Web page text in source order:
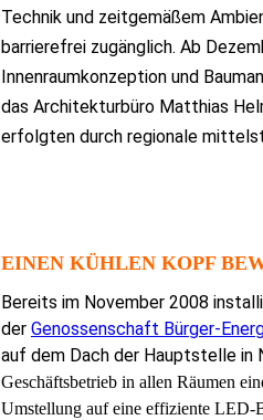
Technik und zeitgemäßem
barrierefrei zugänglich. Ab
Innenraumkonzeption und
das Architekturbüro Matthias
erfolgten durch regionale
EINEN KÜHLEN KOPF
Bereits im November 2008
der Genossenschaft Bürger-
auf dem Dach der Hauptstelle in
Geschäftsbetrieb in allen Räumen
Umstellung auf eine effiziente LED-